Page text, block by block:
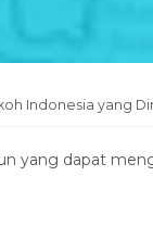
Indonesia yang
yang dapat